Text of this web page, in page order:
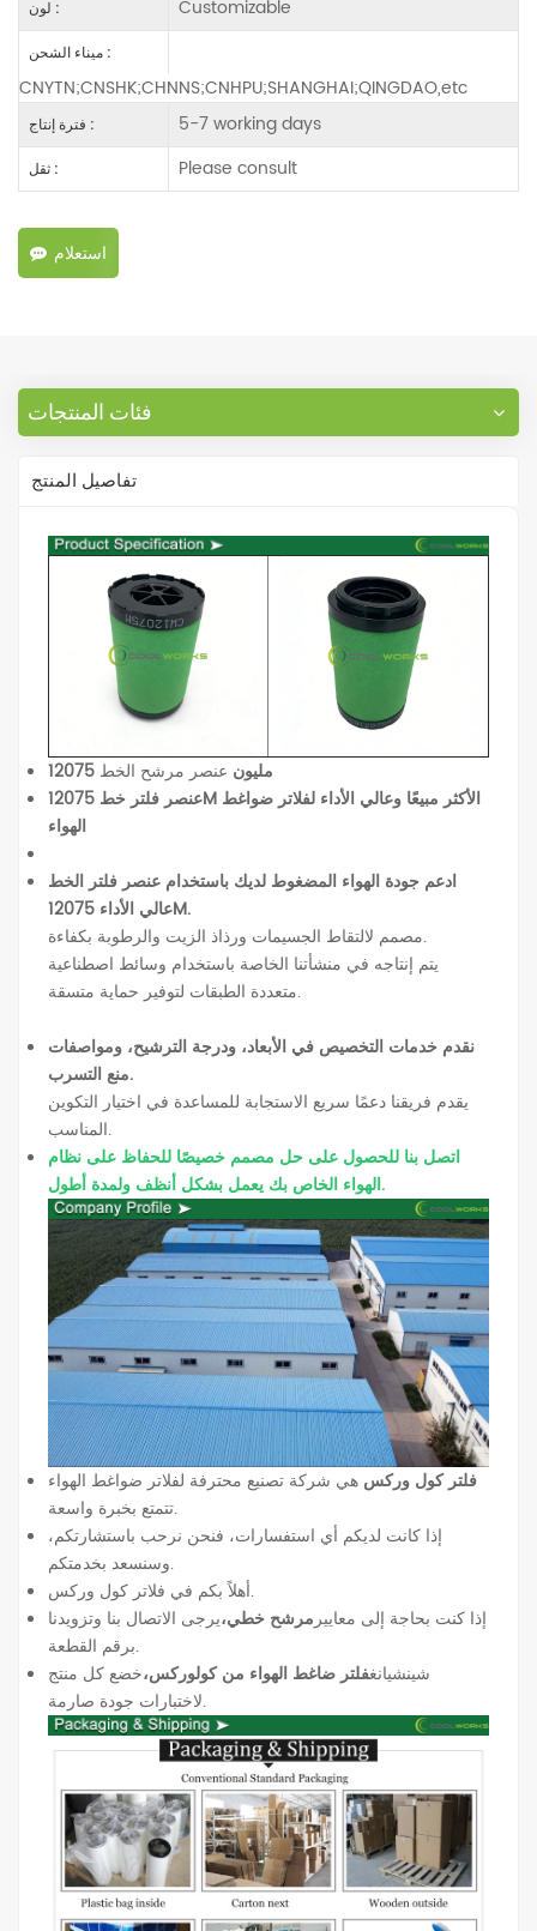
لون : Customizable
ميناء الشحن :
CNYTN;CNSHK;CHNNS;CNHPU;SHANGHAI;QINGDAO,etc
فترة إنتاج : 5-7 working days
ثقل : Please consult
استعلام
فئات المنتجات
تفاصيل المنتج
12075 مليون عنصر مرشح الخط
عنصر فلتر خط 12075M الأكثر مبيعًا وعالي الأداء لفلاتر ضواغط
الهواء
ادعم جودة الهواء المضغوط لديك باستخدام عنصر فلتر الخط
عالي الأداء 12075M.
مصمم لالتقاط الجسيمات ورذاذ الزيت والرطوبة بكفاءة.
يتم إنتاجه في منشأتنا الخاصة باستخدام وسائط اصطناعية
متعددة الطبقات لتوفير حماية متسقة.
نقدم خدمات التخصيص في الأبعاد، ودرجة الترشيح، ومواصفات
منع التسرب.
يقدم فريقنا دعمًا سريع الاستجابة للمساعدة في اختيار التكوين
المناسب.
اتصل بنا للحصول على حل مصمم خصيصًا للحفاظ على نظام
الهواء الخاص بك يعمل بشكل أنظف ولمدة أطول.
فلتر كول وركس هي شركة تصنيع محترفة لفلاتر ضواغط الهواء
تتمتع بخبرة واسعة.
إذا كانت لديكم أي استفسارات، فنحن نرحب باستشارتكم،
وسنسعد بخدمتكم.
أهلاً بكم في فلاتر كول وركس.
إذا كنت بحاجة إلى معاييرمرشح خطي،يرجى الاتصال بنا وتزويدنا
برقم القطعة.
شينشيانغفلتر ضاغط الهواء من كولوركس،خضع كل منتج
لاختبارات جودة صارمة.